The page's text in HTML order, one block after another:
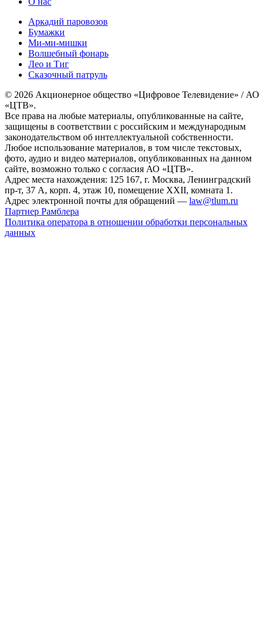
Аркадий паровозов
Бумажки
Ми-ми-мишки
Волшебный фонарь
Лео и Тиг
Сказочный патруль
© 2026 Акционерное общество «Цифровое Телевидение» / АО
«ЦТВ».
Все права на любые материалы, опубликованные на сайте,
защищены в соответствии с российским и международным
законодательством об интеллектуальной собственности.
Любое использование материалов, в том числе текстовых,
фото, аудио и видео материалов, опубликованных на данном
сайте, возможно только с согласия АО «ЦТВ».
Адрес места нахождения: 125 167, г. Москва, Ленинградский
пр-т, 37 А, корп. 4, этаж 10, помещение XXII, комната 1.
Адрес электронной почты для обращений — law@tlum.ru
Партнер Рамблера
Политика оператора в отношении обработки персональных
данных